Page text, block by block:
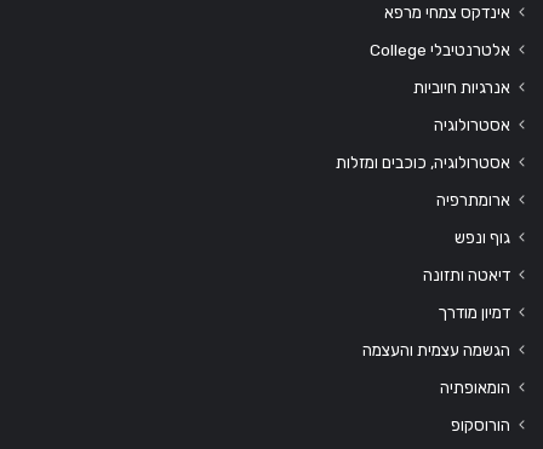
אינדקס צמחי מרפא
אלטרנטיבלי College
אנרגיות חיוביות
אסטרולוגיה
אסטרולוגיה, כוכבים ומזלות
ארומתרפיה
גוף ונפש
דיאטה ותזונה
דמיון מודרך
הגשמה עצמית והעצמה
הומאופתיה
הורוסקופ